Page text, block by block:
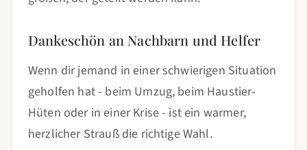
Dankeschön an Nachbarn und Helfer
Wenn dir jemand in einer schwierigen Situation
geholfen hat - beim Umzug, beim Haustier-
Hüten oder in einer Krise - ist ein warmer,
herzlicher Strauß die richtige Wahl.